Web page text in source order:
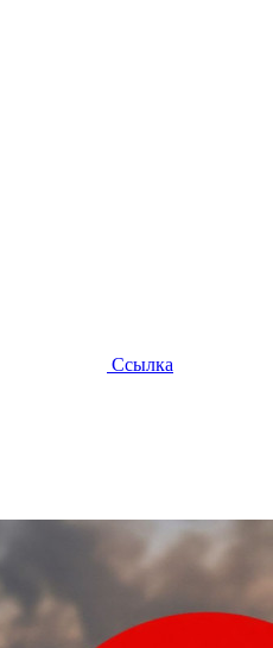
Ссылка